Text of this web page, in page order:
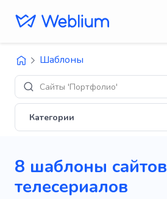
Шаблоны
Дизайн
Категории
8 шаблоны сайтов
телесериалов